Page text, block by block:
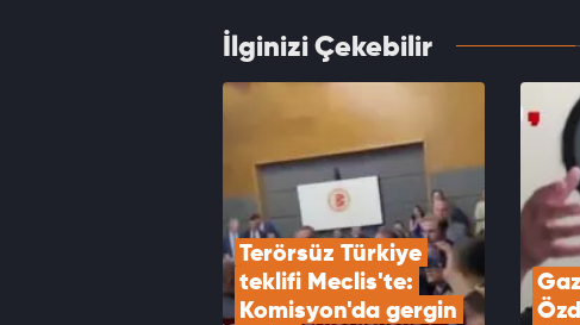
Cami
yaşındaki
İlginizi Çekebilir
Terörsüz Türkiye
teklifi Meclis'te:
Komisyon'da gergin